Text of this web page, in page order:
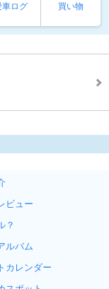
車ログ 買い物
ビュー
？
ルバム
カレンダー